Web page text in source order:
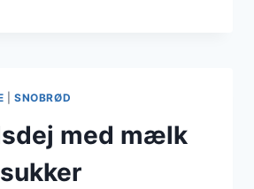
SNOBRØD
med mælk